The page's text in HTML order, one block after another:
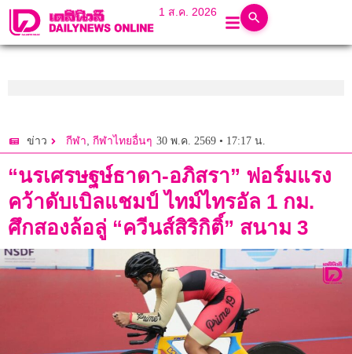
1 ส.ค. 2026
ข่าว กีฬา, กีฬาไทยอื่นๆ 30 พ.ค. 2569 • 17:17 น.
“นรเศรษฐษ์ธาดา-อภิสรา” ฟอร์มแรง
คว้าดับเบิลแชมป์ ไทม์ไทรอัล 1 กม.
ศึกสองล้อลู่ “ควีนส์สิริกิติ์” สนาม 3